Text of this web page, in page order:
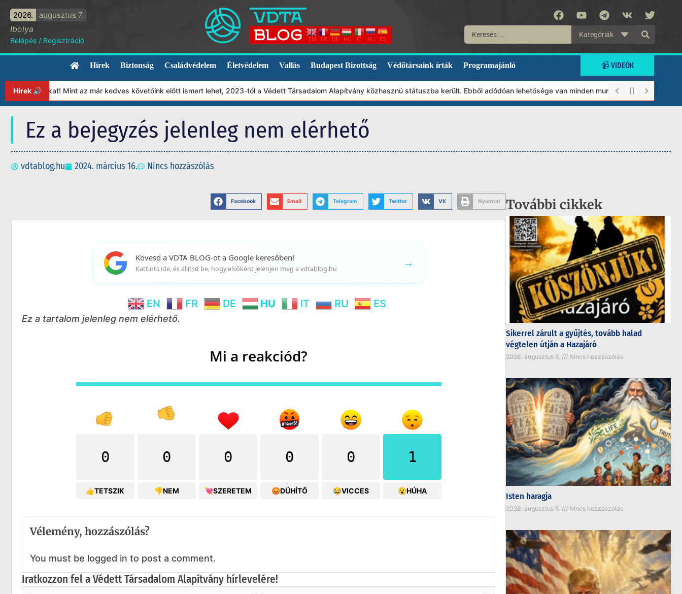
2026. augusztus 7.
Ibolya
Belépés / Regisztráció EN FR DE HU IT RU ES
Kategóriák
Hírek Biztonság Családvédelem Életvédelem Vallás Budapest Bizottság Védőtársaink írták Programajánló 📹 VIDEÓK
Hírek 🔊Mint az már kedves követőink előtt ismert lehet, 2023-tól a Védett Társadalom Alapítvány közhasznú státuszba került. Ebből adódóan lehetősége van minden munkánkat segíteni
Ez a bejegyzés jelenleg nem elérhető
vdtablog.hu 2024. március 16. Nincs hozzászólás
Facebook Email Telegram Twitter VK Nyomtat
Kövesd a VDTA BLOG-ot a Google keresőben!
Kattints ide, és állítsd be, hogy elsőként jelenjen meg a vdtablog.hu →
EN FR DE HU IT RU ES
Ez a tartalom jelenleg nem elérhető.
Mi a reakciód?
0
👍TETSZIK
0
👎NEM
0
💘SZERETEM
0
😡DÜHÍTŐ
0
😂VICCES
1
😮HÚHA
Vélemény, hozzászólás?
You must be logged in to post a comment.
Iratkozzon fel a Védett Társadalom Alapítvány hírlevelére!
További cikkek
Sikerrel zárult a gyűjtés, tovább halad
végtelen útján a Hazajáró
2026. augusztus 5. Nincs hozzászólás
Isten haragja
2026. augusztus 5. Nincs hozzászólás